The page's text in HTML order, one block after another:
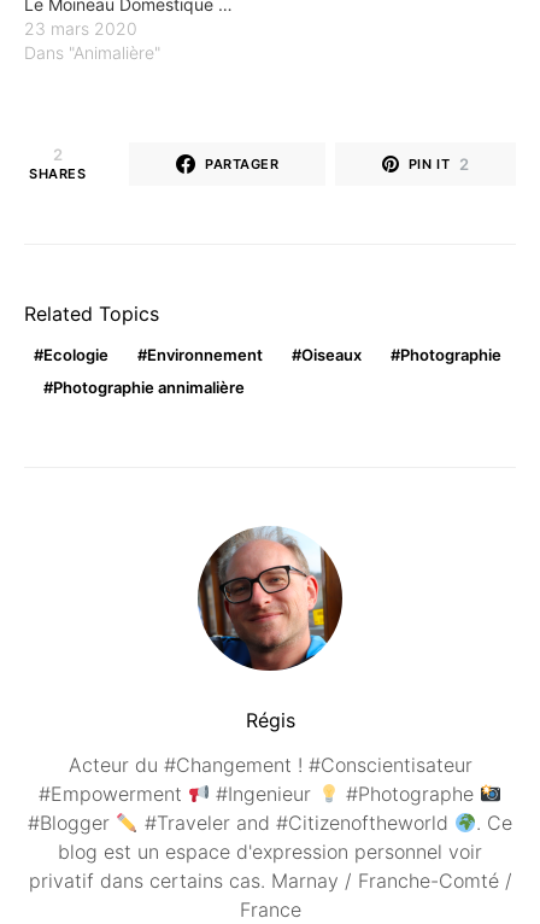
Le Moineau Domestique …
23 mars 2020
Dans "Animalière"
2
SHARES
PARTAGER PIN IT 2
Related Topics
Ecologie Environnement Oiseaux
Photographie
Photographie annimalière
Régis
Acteur du #Changement ! #Conscientisateur
#Empowerment
#Ingenieur
#Photographe
#Blogger
#Traveler and #Citizenoftheworld
. Ce
blog est un espace d'expression personnel voir
privatif dans certains cas. Marnay / Franche-Comté /
France